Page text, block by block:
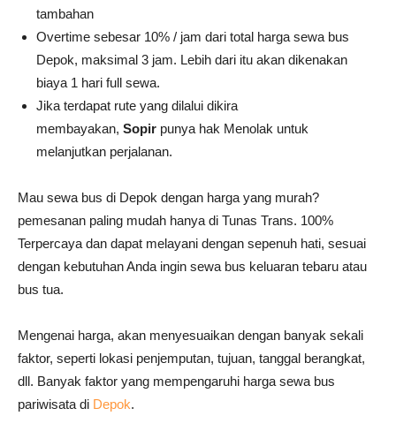
tambahan
Overtime sebesar 10% / jam dari total harga sewa bus
Depok, maksimal 3 jam. Lebih dari itu akan dikenakan
biaya 1 hari full sewa.
Jika terdapat rute yang dilalui dikira
membayakan, Sopir punya hak Menolak untuk
melanjutkan perjalanan.
Mau sewa bus di Depok dengan harga yang murah?
pemesanan paling mudah hanya di Tunas Trans. 100%
Terpercaya dan dapat melayani dengan sepenuh hati, sesuai
dengan kebutuhan Anda ingin sewa bus keluaran tebaru atau
bus tua.
Mengenai harga, akan menyesuaikan dengan banyak sekali
faktor, seperti lokasi penjemputan, tujuan, tanggal berangkat,
dll. Banyak faktor yang mempengaruhi harga sewa bus
pariwisata di Depok.